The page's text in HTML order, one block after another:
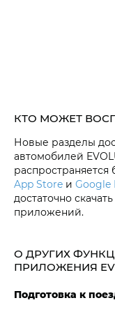
КТО МОЖЕТ
Новые разделы
автомобилей
распространяется
App Store и Google
достаточно
приложений.
О ДРУГИХ
ПРИЛОЖЕНИЯ
Подготовка к